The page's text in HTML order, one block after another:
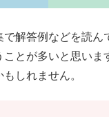
解答例などを読ん
ことが多いと思いま
しれません。